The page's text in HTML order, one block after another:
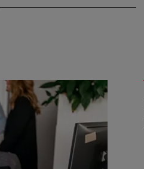
zu verbessern, sei es bei
und Vorbeuge­